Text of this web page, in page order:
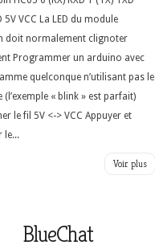
5V VCC La LED du module
doit normalement clignoter
Programmer un arduino avec
quelconque n’utilisant pas le
« blink » est parfait)
le fil 5V <-> VCC Appuyer et
le...
Voir plus
BlueChat